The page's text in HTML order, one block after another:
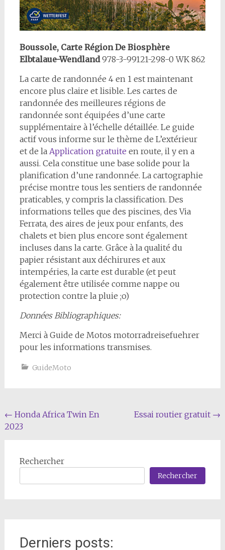
Boussole, Carte Région De Biosphère
Elbtalaue-Wendland978-3-99121-298-0 WK 862
La carte de randonnée 4 en 1 est maintenant
encore plus claire et lisible. Les cartes de
randonnée des meilleures régions de
randonnée sont équipées d’une carte
supplémentaire à l’échelle détaillée. Le guide
actif vous informe sur le thème de L’extérieur
et de la Application gratuite en route, il y en a
aussi. Cela constitue une base solide pour la
planification d’une randonnée. La cartographie
précise montre tous les sentiers de randonnée
praticables, y compris la classification. Des
informations telles que des piscines, des Via
Ferrata, des aires de jeux pour enfants, des
chalets et bien plus encore sont également
incluses dans la carte. Grâce à la qualité du
papier résistant aux déchirures et aux
intempéries, la carte est durable (et peut
également être utilisée comme nappe ou
protection contre la pluie ;o)
Données Bibliographiques:
Merci à Guide de Motos motorradreisefuehrer
pour les informations transmises.
GuideMoto
Navigation
de
← Honda Africa Twin En
2023
Essai routier gratuit →
Rechercher
Rechercher
Derniers posts: